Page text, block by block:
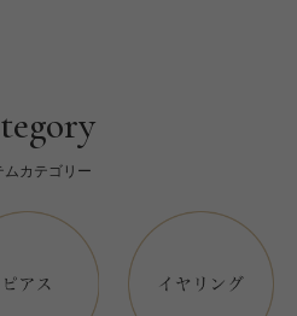
ムカテゴリー